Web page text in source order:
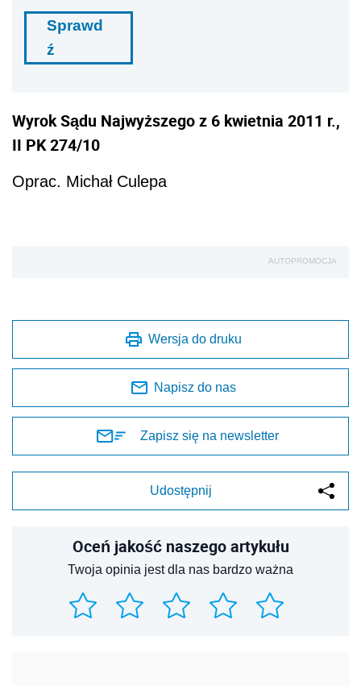
Sprawd
ź
Wyrok Sądu Najwyższego z 6 kwietnia 2011 r.,
II PK 274/10
Oprac. Michał Culepa
AUTOPROMOCJA
Wersja do druku
Napisz do nas
Zapisz się na newsletter
Udostępnij
Oceń jakość naszego artykułu
Twoja opinia jest dla nas bardzo ważna